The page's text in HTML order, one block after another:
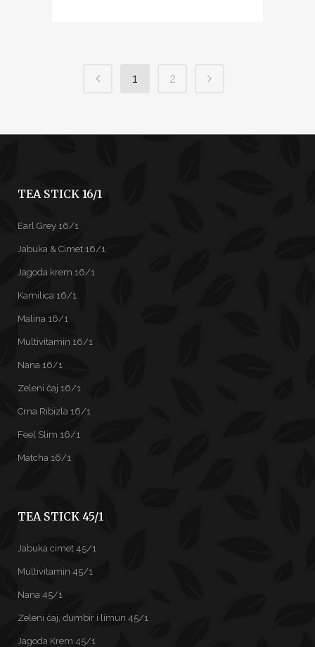
1 2
TEA STICK 16/1
Earl Grey 16/1
Jabuka & Cimet 16/1
Jagoda krem 16/1
Kamilica 16/1
Malina 16/1
Multivitamin 16/1
Nana 16/1
Zeleni čaj 16/1
Crna Ribizla 16/1
Feel Slim 16/1
Matcha 16/1
TEA STICK 45/1
Jabuka cimet 45/1
Multivitamin 45/1
Nana 45/1
Zeleni čaj, đumbir i limun 45/1
Jagoda Krem 45/1